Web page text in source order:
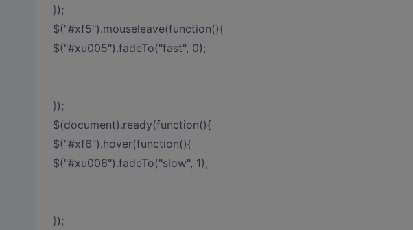
});
$("#xf5").mouseleave(function(){
$("#xu005").fadeTo("fast", 0);
});
$(document).ready(function(){
$("#xf6").hover(function(){
$("#xu006").fadeTo("slow", 1);
});